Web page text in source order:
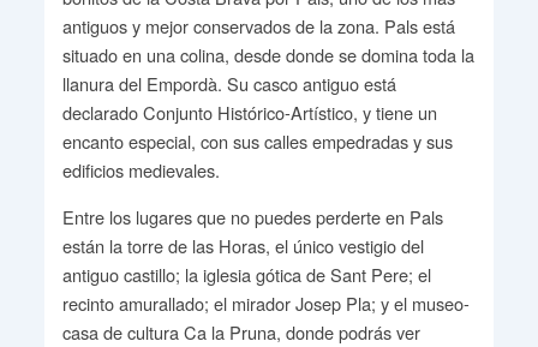
antiguos y mejor conservados de la zona. Pals está
situado en una colina, desde donde se domina toda la
llanura del Empordà. Su casco antiguo está
declarado Conjunto Histórico-Artístico, y tiene un
encanto especial, con sus calles empedradas y sus
edificios medievales.
Entre los lugares que no puedes perderte en Pals
están la torre de las Horas, el único vestigio del
antiguo castillo; la iglesia gótica de Sant Pere; el
recinto amurallado; el mirador Josep Pla; y el museo-
casa de cultura Ca la Pruna, donde podrás ver